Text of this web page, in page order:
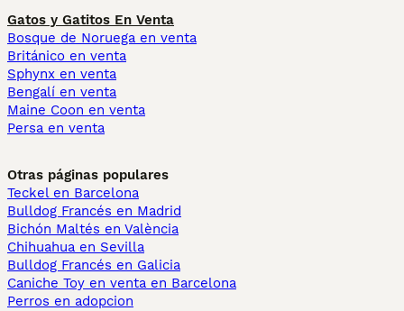
Gatos y Gatitos En Venta
Bosque de Noruega en venta
Británico en venta
Sphynx en venta
Bengalí en venta
Maine Coon en venta
Persa en venta
Otras páginas populares
Teckel en Barcelona
Bulldog Francés en Madrid
Bichón Maltés en València
Chihuahua en Sevilla
Bulldog Francés en Galicia
Caniche Toy en venta en Barcelona
Perros en adopcion